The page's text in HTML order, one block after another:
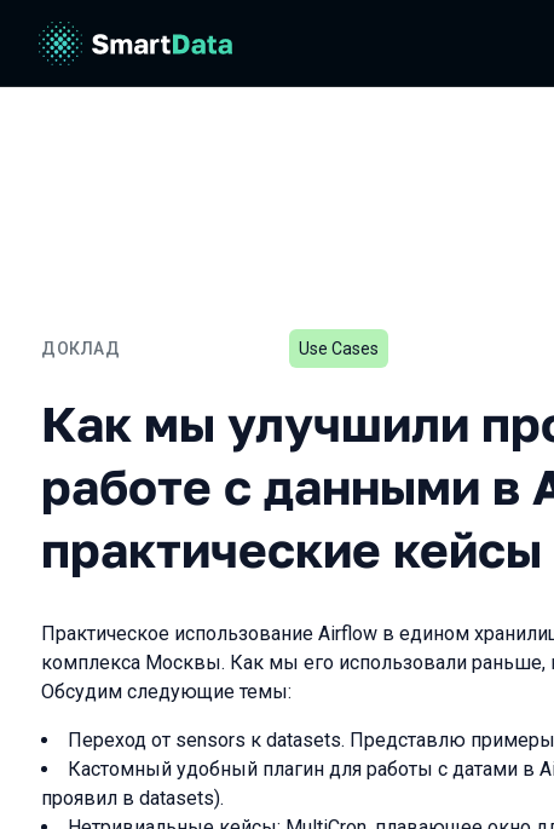
ДОКЛАД
Как мы улучшили
Use Cases
Как мы улучшили
работе с данными в
практические кейсы
Практическое использование Airflow в едином
комплекса Москвы. Как мы его использовали
Обсудим следующие темы:
Переход от sensors к datasets. Представлю
Кастомный удобный плагин для работы с датами в
проявил в datasets).